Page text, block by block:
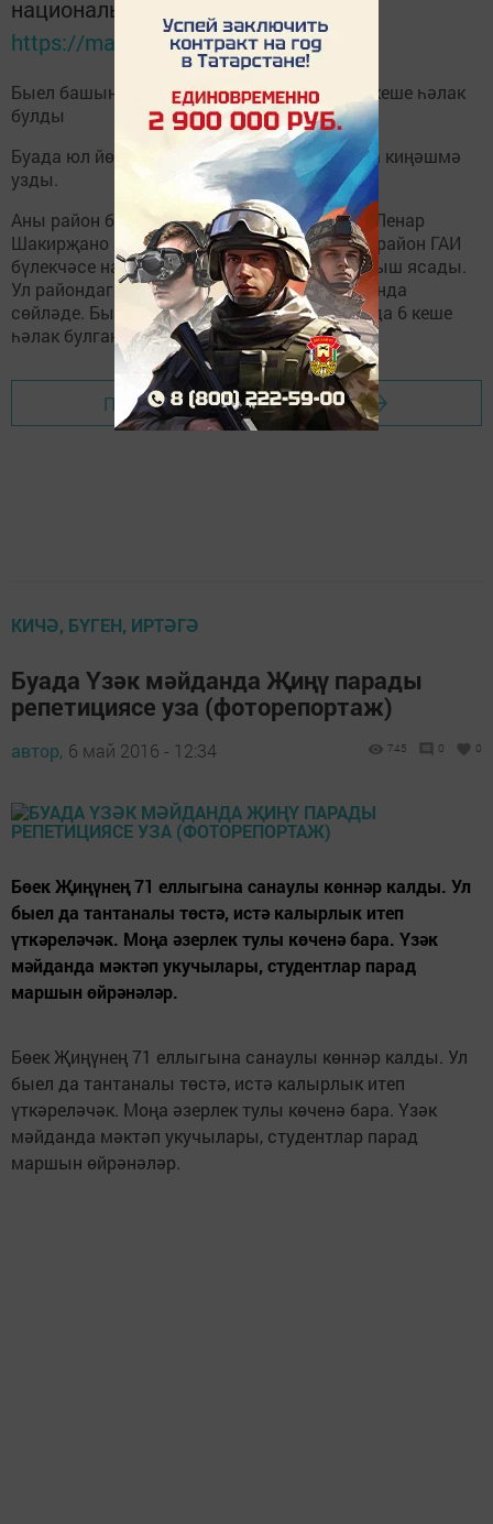
национальном мессенджере MАХ:
https://max.ru/tatmedia
Быел башыннан Буа районы юлларында 6 кеше һәлак
булды
Буада юл йөрү кагыйдәләрен саклау буенча киңәшмә
узды.
Аны район башкарма комитеты җитәкчесе Ленар
Шакирҗано алып барды. Төп доклад белән район ГАИ
бүлекчәсе начальнигы Алмас Кәримов чыгыш ясады.
Ул райондагы юлларда булган хәлләр турында
сөйләде. Быел 9 ай эчендә район юлларында 6 кеше
һәлак булган.
Перейти на страницу новости
КИЧӘ, БҮГЕН, ИРТӘГӘ
Буада Үзәк мәйданда Җиңү парады
репетициясе уза (фоторепортаж)
автор, 6 май 2016 - 12:34 745 0 0
Бөек Җиңүнең 71 еллыгына санаулы көннәр калды. Ул
быел да тантаналы төстә, истә калырлык итеп
үткәреләчәк. Моңа әзерлек тулы көченә бара. Үзәк
мәйданда мәктәп укучылары, студентлар парад
маршын өйрәнәләр.
Бөек Җиңүнең 71 еллыгына санаулы көннәр калды. Ул
быел да тантаналы төстә, истә калырлык итеп
үткәреләчәк. Моңа әзерлек тулы көченә бара. Үзәк
мәйданда мәктәп укучылары, студентлар парад
маршын өйрәнәләр.